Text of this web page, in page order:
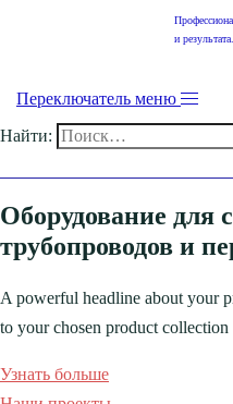
и результата.
Переключатель меню
Найти:
Оборудование для
трубопроводов и
A powerful headline about your
to your chosen product collection
Узнать больше